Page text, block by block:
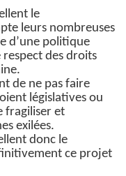
le
leurs nombreuses
d’une politique
respect des droits
de ne pas faire
législatives ou
fragiliser et
exilées.
donc le
ce projet